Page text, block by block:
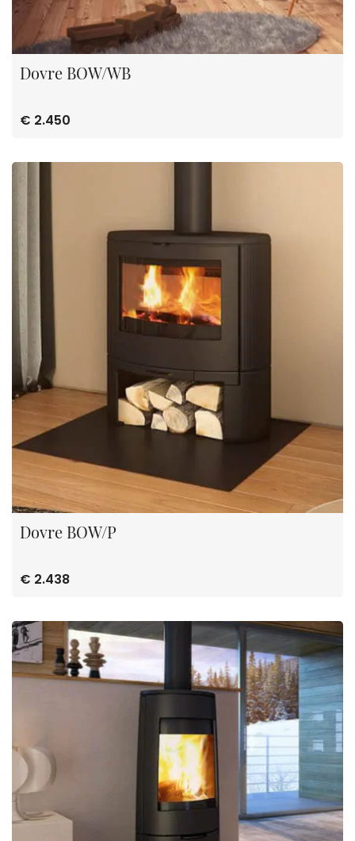
Dovre BOW/WB
€ 2.450
Dovre BOW/P
€ 2.438